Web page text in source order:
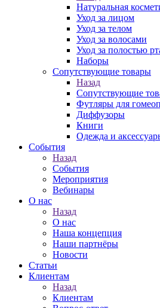
Натуральная
Уход за лицом
Уход за телом
Уход за волосами
Уход за полостью
Наборы
Сопутствующие товары
Назад
Сопутствующие
Футляры для
Диффузоры
Книги
Одежда и
События
Назад
События
Мероприятия
Вебинары
О нас
Назад
О нас
Наша концепция
Наши партнёры
Новости
Статьи
Клиентам
Назад
Клиентам